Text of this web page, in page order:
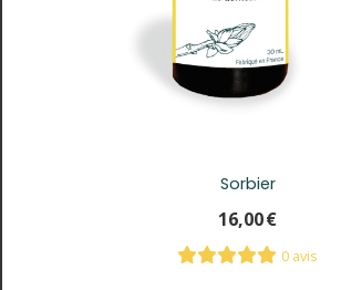
Sorbier
16,00€
0 avis